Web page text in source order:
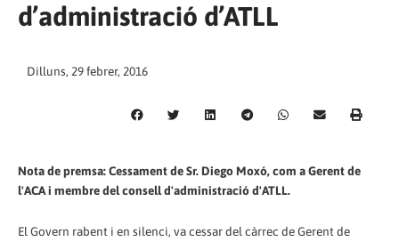
d’administració d’ATLL
Dilluns, 29 febrer, 2016
Nota de premsa: Cessament de Sr. Diego Moxó, com a Gerent de
l'ACA i membre del consell d'administració d'ATLL.
El Govern rabent i en silenci, va cessar del càrrec de Gerent de